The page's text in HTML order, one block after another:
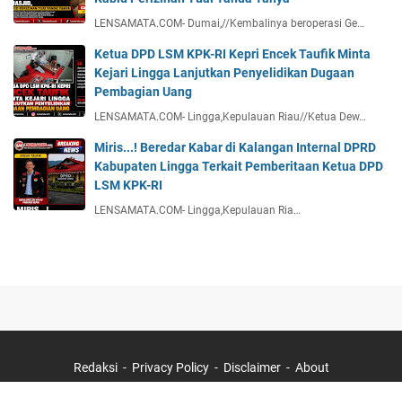
Lensamata.com
Kabid Perizinan Tuai Tanda Tanya
LENSAMATA.COM- Dumai,//Kembalinya beroperasi Ge…
LSM KPK-RI